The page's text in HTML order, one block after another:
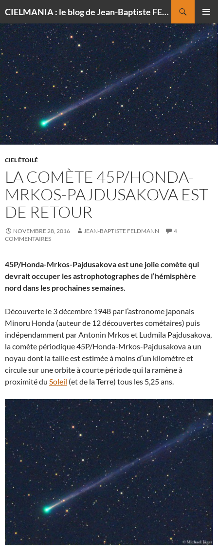
CIELMANIA : le blog de Jean-Baptiste FELDMANN, photographe du ciel
MENU
AU
CONTENU
CIEL ÉTOILÉ
LA COMÈTE 45P/HONDA-
MRKOS-PAJDUSAKOVA EST
DE RETOUR
NOVEMBRE 28, 2016 JEAN-BAPTISTE FELDMANN
4
COMMENTAIRES
45P/Honda-Mrkos-Pajdusakova est une jolie comète qui
devrait occuper les astrophotographes de l’hémisphère
nord dans les prochaines semaines.
Découverte le 3 décembre 1948 par l’astronome japonais
Minoru Honda (auteur de 12 découvertes cométaires) puis
indépendamment par Antonin Mrkos et Ludmila Pajdusakova,
la comète périodique 45P/Honda-Mrkos-Pajdusakova a un
noyau dont la taille est estimée à moins d’un kilomètre et
circule sur une orbite à courte période qui la ramène à
proximité du Soleil (et de la Terre) tous les 5,25 ans.